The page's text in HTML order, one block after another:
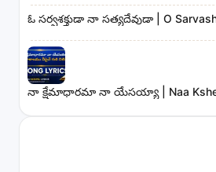
ఓ సర్వశక్తుడా నా సత్యదేవుడా | O
నా క్షేమాధారమా నా యేసయ్యా | Naa